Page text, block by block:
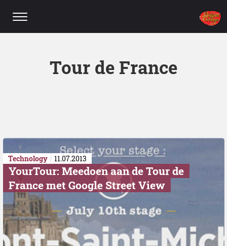
Technology 11.07.2013
YourTour: Meedoen aan de Tour de
France met Google Street View